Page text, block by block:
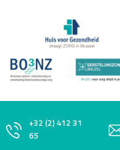
+32 (2) 412 31
65